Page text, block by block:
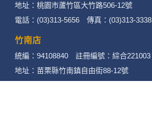
地址：桃園市蘆竹區大竹路506-12號
電話：(03)313-5656 傳真：(03)313-3338
竹南店
統編：94108840 註冊編號：綜合221003
地址：苗栗縣竹南鎮自由街88-12號